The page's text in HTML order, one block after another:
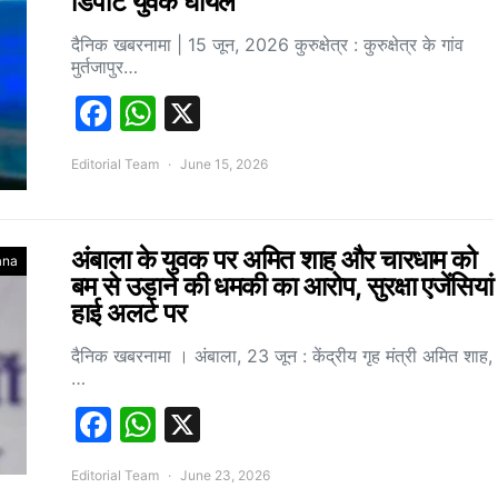
दैनिक खबरनामा | 15 जून, 2026 कुरुक्षेत्र : कुरुक्षेत्र के गांव
मुर्तजापुर…
Facebook
WhatsApp
Editorial Team June 15, 2026
अंबाला के युवक पर अमित शाह और चारधाम को
बम से उड़ाने की धमकी का आरोप, सुरक्षा एजेंसियां
हाई अलर्ट पर
दैनिक खबरनामा । अंबाला, 23 जून : केंद्रीय गृह मंत्री अमित शाह,
…
Facebook
WhatsApp
Editorial Team June 23, 2026